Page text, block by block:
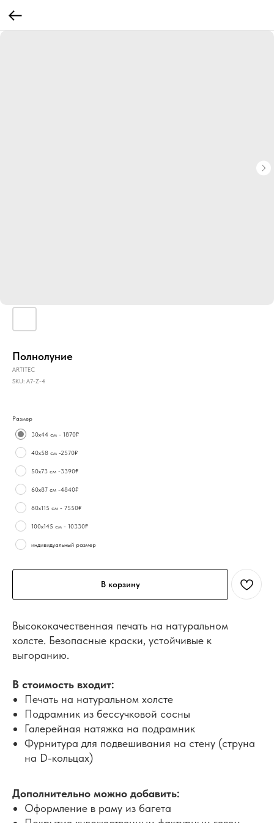
Полнолуние
ARTITEC
SKU: А7-Z-4
Размер
30х44 см - 1870₽
40х58 см -2570₽
50х73 см -3390₽
60х87 см -4840₽
80х115 см - 7550₽
100х145 см - 10330₽
индивидуальный размер
В корзину
Высококачественная печать на натуральном
холсте. Безопасные краски, устойчивые к
выгоранию.
В стоимость входит:
Печать на натуральном холсте
Подрамник из бессучковой сосны
Галерейная натяжка на подрамник
Фурнитура для подвешивания на стену (струна
на D-кольцах)
Дополнительно можно добавить:
Оформление в раму из багета